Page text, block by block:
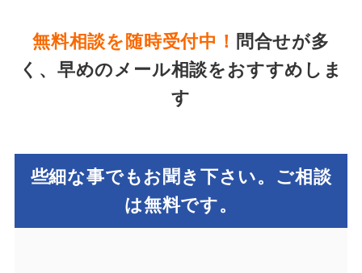
無料相談を随時受付中！ 問合せが多
く、早めのメール相談をおすすめしま
す
些細な事でもお聞き下さい。ご相談
は無料です。